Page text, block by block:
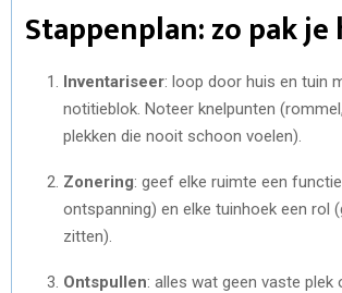
Stappenplan: zo pak je
Inventariseer: loop door huis en tuin
notitieblok. Noteer knelpunten
plekken die nooit schoon voelen).
Zonering: geef elke ruimte een
ontspanning) en elke tuinhoek een rol
zitten).
Ontspullen: alles wat geen vaste